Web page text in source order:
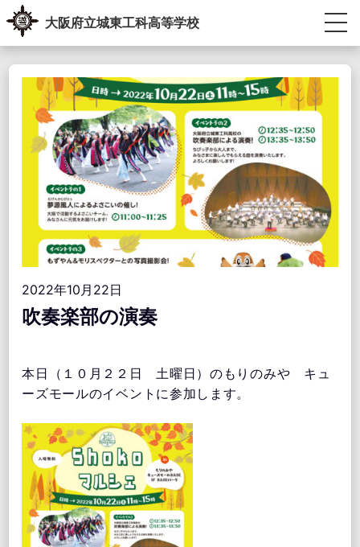
Skip
to
content
大阪府立城東工科高等学校
学校紹介
教育内容
学校生活
進路指導
学校運営協議会・学校教育自己診断・学校経営計画
アクセス情報
お問い合わせ
2022年10月22日
吹奏楽部の演奏
本日（１０月２２日 土曜日）のもりのみや キュ
ーズモールのイベントに参加します。